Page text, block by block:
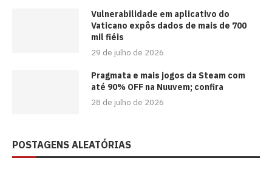
Vulnerabilidade em aplicativo do
Vaticano expôs dados de mais de 700
mil fiéis
29 de julho de 2026
Pragmata e mais jogos da Steam com
até 90% OFF na Nuuvem; confira
28 de julho de 2026
POSTAGENS ALEATÓRIAS